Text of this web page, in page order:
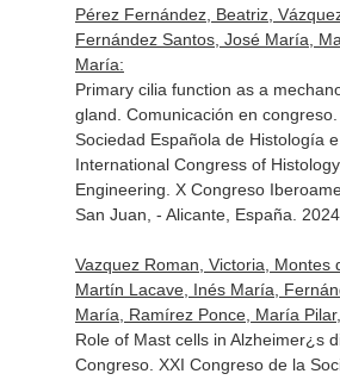
Pérez Fernández, Beatriz,
Fernández Santos, José María,
María:
Primary cilia function as a
gland. Comunicación en
Sociedad Española de Histología
International Congress of
Engineering. X Congreso
San Juan, - Alicante, España. 2024
Vazquez Roman, Victoria, Montes
Martín Lacave, Inés María,
María, Ramírez Ponce, María
Role of Mast cells in Alzheimer¿s
Congreso. XXI Congreso de la